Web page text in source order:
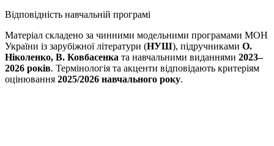
Відповідність навчальній програмі
Матеріал складено за чинними модельними програмами МОН
України із зарубіжної літератури (НУШ), підручниками О.
Ніколенко, В. Ковбасенка та навчальними виданнями 2023–
2026 років. Термінологія та акценти відповідають критеріям
оцінювання 2025/2026 навчального року.